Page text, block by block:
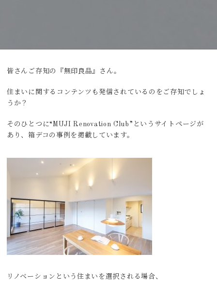
皆さんご存知の『無印良品』さん。
住まいに関するコンテンツも発信されているのをご存知でしょ
うか？
そのひとつに“MUJI Renovation Club”というサイトページが
あり、箱デコの事例を掲載しています。
リノベーションという住まいを選択される場合、